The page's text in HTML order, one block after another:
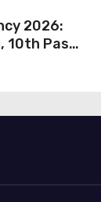
2026:
10th Pass